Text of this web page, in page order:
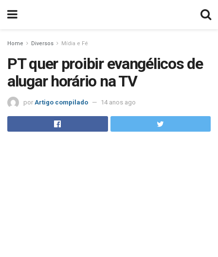
Home Diversos Mídia e Fé
PT quer proibir evangélicos de
alugar horário na TV
por Artigo compilado 14 anos ago